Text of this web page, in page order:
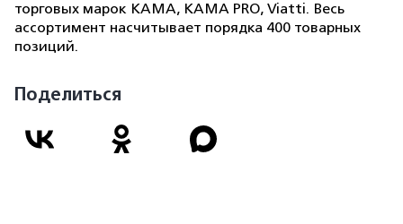
торговых марок КАМА, KAMA PRO, Viatti. Весь
ассортимент насчитывает порядка 400 товарных
позиций.
Поделиться